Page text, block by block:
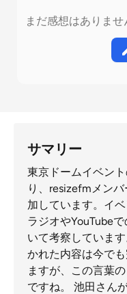
まだ感想はありませ
サマリー
東京ドームイベン
り、resizefmメン
加しています。イ
ラジオやYouTube
いて考察していま
かれた内容は今で
ますが、この言葉
ですね。 池田さん